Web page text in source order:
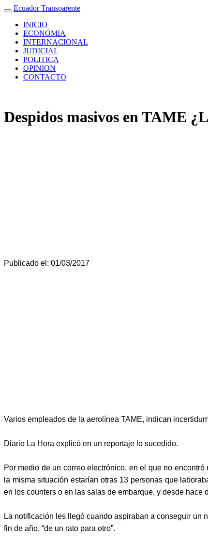
Ecuador Transparente
INICIO
ECONOMIA
INTERNACIONAL
JUDICIAL
POLITICA
OPINION
CONTACTO
Despidos masivos en TAME
Publicado el: 01/03/2017
Varios empleados de la aerolínea TAME, indican
Diario La Hora explicó en un reportaje lo sucedido.
Por medio de un correo electrónico, en el que no
la misma situación estarían otras 13 personas que
en los counters o en las salas de embarque, y desde hace
La notificación les llegó cuando aspiraban a conseguir un
fin de año, “de un rato para otro”.